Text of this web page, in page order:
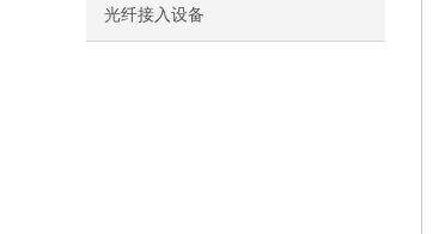
光纤接入设备